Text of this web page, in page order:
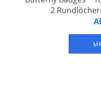
2
Butterfly Badges™
Druckbogens, mit 1
Oberseite zur